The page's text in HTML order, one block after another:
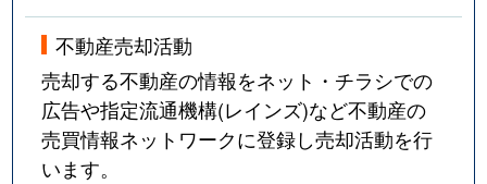
不動産売却活動
売却する不動産の情報をネット・チラシでの
広告や指定流通機構(レインズ)など不動産の
売買情報ネットワークに登録し売却活動を行
います。